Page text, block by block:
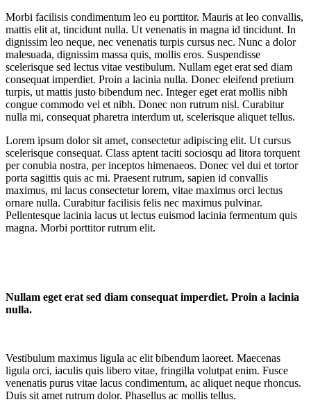
Morbi facilisis condimentum leo eu porttitor. Mauris at leo convallis,
mattis elit at, tincidunt nulla. Ut venenatis in magna id tincidunt. In
dignissim leo neque, nec venenatis turpis cursus nec. Nunc a dolor
malesuada, dignissim massa quis, mollis eros. Suspendisse
scelerisque sed lectus vitae vestibulum. Nullam eget erat sed diam
consequat imperdiet. Proin a lacinia nulla. Donec eleifend pretium
turpis, ut mattis justo bibendum nec. Integer eget erat mollis nibh
congue commodo vel et nibh. Donec non rutrum nisl. Curabitur
nulla mi, consequat pharetra interdum ut, scelerisque aliquet tellus.
Lorem ipsum dolor sit amet, consectetur adipiscing elit. Ut cursus
scelerisque consequat. Class aptent taciti sociosqu ad litora torquent
per conubia nostra, per inceptos himenaeos. Donec vel dui et tortor
porta sagittis quis ac mi. Praesent rutrum, sapien id convallis
maximus, mi lacus consectetur lorem, vitae maximus orci lectus
ornare nulla. Curabitur facilisis felis nec maximus pulvinar.
Pellentesque lacinia lacus ut lectus euismod lacinia fermentum quis
magna. Morbi porttitor rutrum elit.
Nullam eget erat sed diam consequat imperdiet. Proin a lacinia
nulla.
Vestibulum maximus ligula ac elit bibendum laoreet. Maecenas
ligula orci, iaculis quis libero vitae, fringilla volutpat enim. Fusce
venenatis purus vitae lacus condimentum, ac aliquet neque rhoncus.
Duis sit amet rutrum dolor. Phasellus ac mollis tellus.